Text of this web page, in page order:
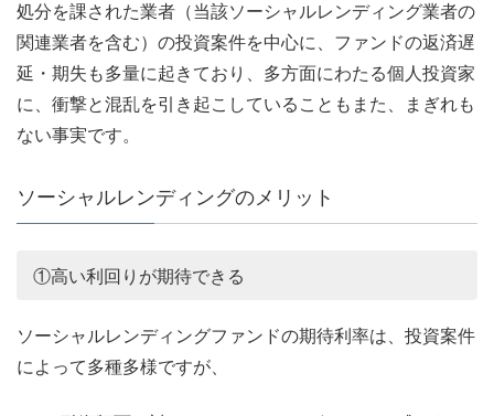
処分を課された業者（当該ソーシャルレンディング業者の
関連業者を含む）の投資案件を中心に、ファンドの返済遅
延・期失も多量に起きており、多方面にわたる個人投資家
に、衝撃と混乱を引き起こしていることもまた、まぎれも
ない事実です。
ソーシャルレンディングのメリット
①高い利回りが期待できる
ソーシャルレンディングファンドの期待利率は、投資案件
によって多種多様ですが、